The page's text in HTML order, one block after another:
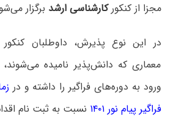
مجزا از کنکورکارشناسی ارشد برگزار
در این نوع پذیرش، داوطلبان
معماری که دانش‌پذیر نامیده
ورود به دوره‌های فراگیر را داشته و در
فراگیر پیام نور ۱۴۰۱
نسبت به ثبت نام